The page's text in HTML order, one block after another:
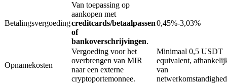
Betalingsvergoeding
Van toepassing op
aankopen met
creditcards/betaalpassen
of
bankoverschrijvingen.
0,45%-3,03%
Opnamekosten
Vergoeding voor het
overbrengen van MIR
naar een externe
cryptoportemonnee.
Minimaal 0,5 USDT
equivalent,
van